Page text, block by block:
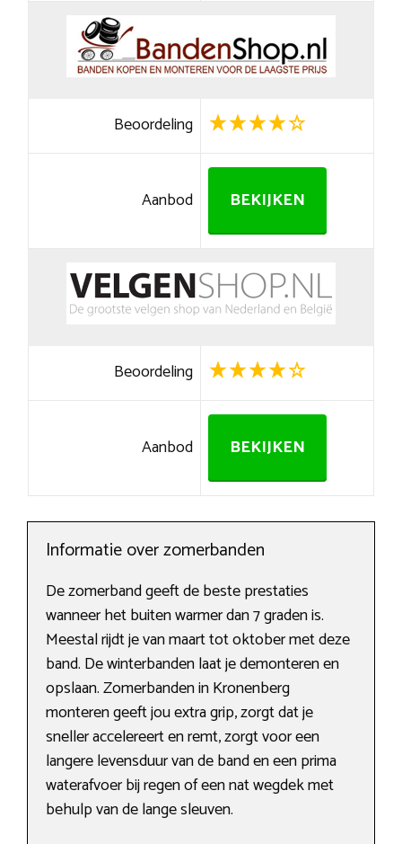
Beoordeling
Aanbod BEKIJKEN
Beoordeling
Aanbod BEKIJKEN
Informatie over zomerbanden
De zomerband geeft de beste prestaties
wanneer het buiten warmer dan 7 graden is.
Meestal rijdt je van maart tot oktober met deze
band. De winterbanden laat je demonteren en
opslaan. Zomerbanden in Kronenberg
monteren geeft jou extra grip, zorgt dat je
sneller accelereert en remt, zorgt voor een
langere levensduur van de band en een prima
waterafvoer bij regen of een nat wegdek met
behulp van de lange sleuven.